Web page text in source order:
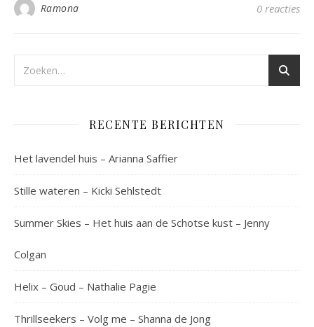
Ramona 0 reacties
RECENTE BERICHTEN
Het lavendel huis – Arianna Saffier
Stille wateren – Kicki Sehlstedt
Summer Skies – Het huis aan de Schotse kust – Jenny
Colgan
Helix – Goud – Nathalie Pagie
Thrillseekers – Volg me – Shanna de Jong